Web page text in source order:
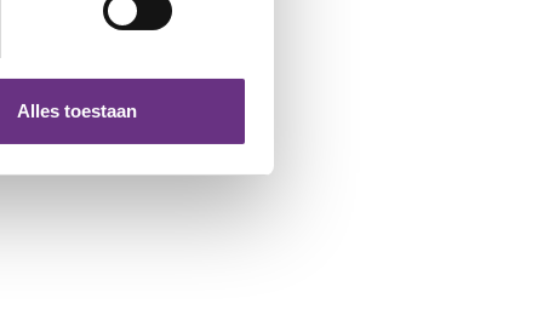
partners voor social
die u aan ze heeft
Alles toestaan